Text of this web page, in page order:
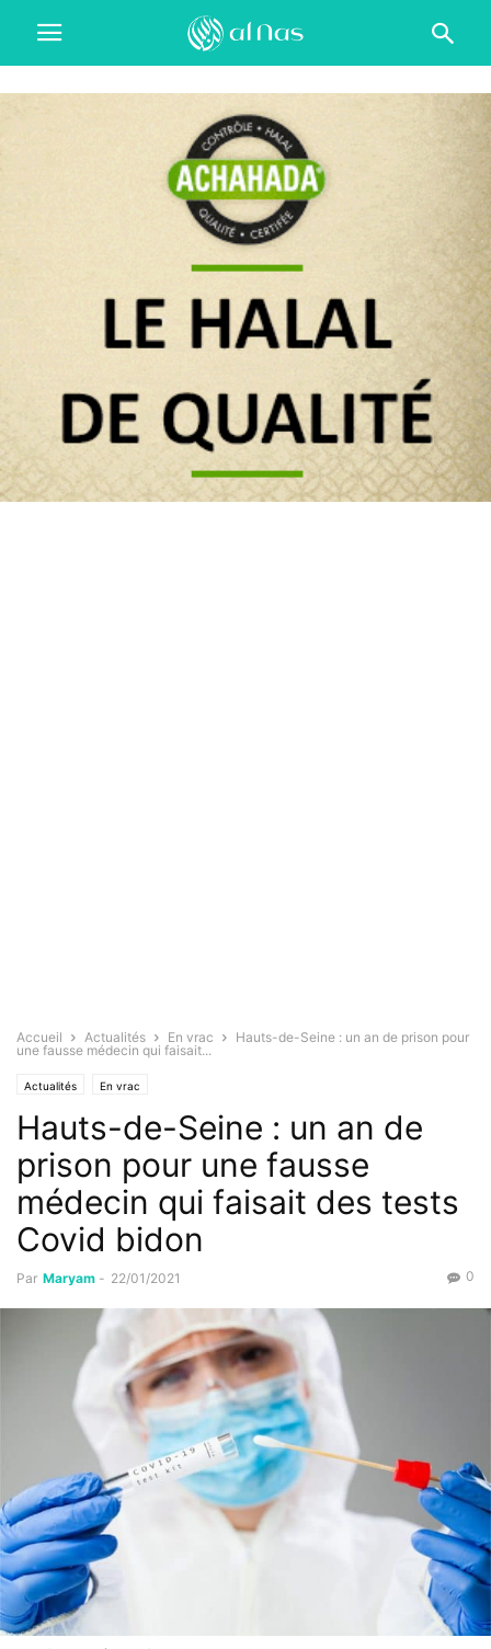
Accueil Actualités En vrac
Hauts-de-Seine : un an de prison pour
une fausse médecin qui faisait...
Actualités En vrac
Hauts-de-Seine : un an de
prison pour une fausse
médecin qui faisait des tests
Covid bidon
Par Maryam - 22/01/2021 0